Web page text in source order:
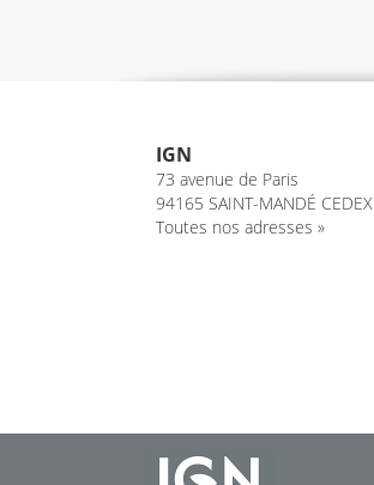
IGN
73 avenue de Paris
94165 SAINT-MANDÉ CEDEX
Toutes nos adresses »